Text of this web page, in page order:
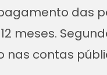
das
meses.
contas